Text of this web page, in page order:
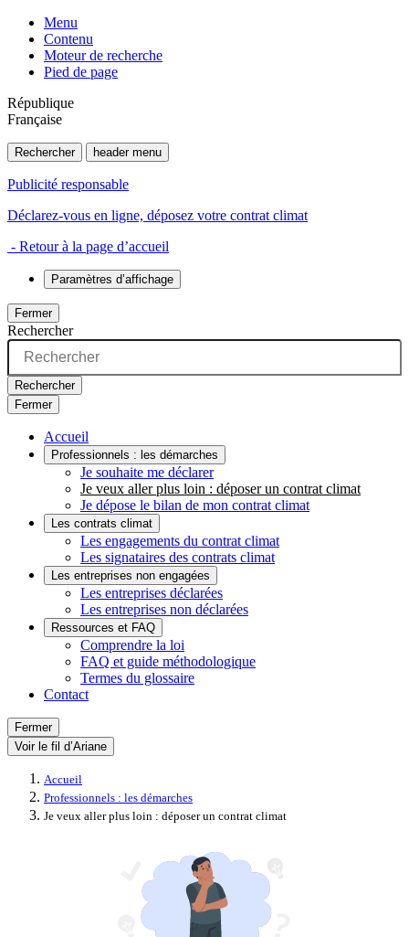
Menu
Contenu
Moteur de recherche
Pied de page
République
Française
Rechercher header menu
Publicité responsable
Déclarez-vous en ligne, déposez votre contrat climat
- Retour à la page d’accueil
Paramètres d’affichage
Fermer
Rechercher
Rechercher
Fermer
Accueil
Professionnels : les démarches
Je souhaite me déclarer
Je veux aller plus loin : déposer un contrat climat
Je dépose le bilan de mon contrat climat
Les contrats climat
Les engagements du contrat climat
Les signataires des contrats climat
Les entreprises non engagées
Les entreprises déclarées
Les entreprises non déclarées
Ressources et FAQ
Comprendre la loi
FAQ et guide méthodologique
Termes du glossaire
Contact
Fermer
Voir le fil d’Ariane
Accueil
Professionnels : les démarches
Je veux aller plus loin : déposer un contrat climat